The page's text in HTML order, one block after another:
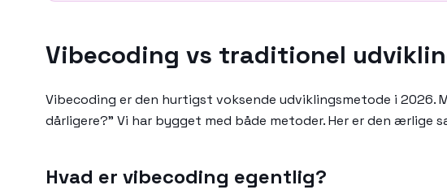
Vibecoding vs traditionel
Vibecoding er den hurtigst voksende udviklingsmetode i 2026.
dårligere?" Vi har bygget med både metoder. Her er den ærlige
Hvad er vibecoding egentlig?